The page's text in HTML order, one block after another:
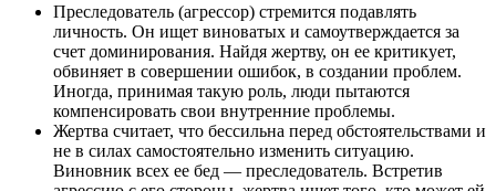
Преследователь (агрессор) стремится подавлять
личность. Он ищет виноватых и самоутверждается за
счет доминирования. Найдя жертву, он ее критикует,
обвиняет в совершении ошибок, в создании проблем.
Иногда, принимая такую роль, люди пытаются
компенсировать свои внутренние проблемы.
Жертва считает, что бессильна перед обстоятельствами и
не в силах самостоятельно изменить ситуацию.
Виновник всех ее бед — преследователь. Встретив